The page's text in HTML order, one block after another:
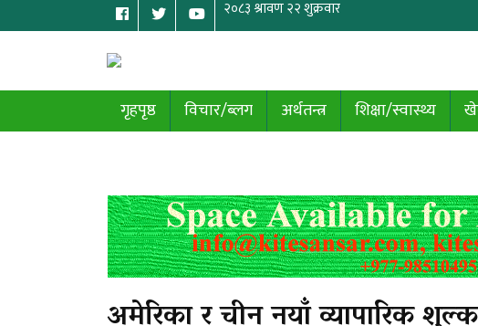
गृहपृष्ठ विचार/ब्लग अर्थतन्त्र शिक्षा/स्वास्थ्य